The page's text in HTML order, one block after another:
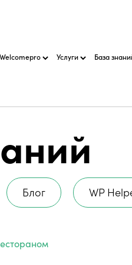
Услуги База
Блог WP